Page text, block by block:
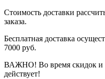
Стоимость доставки
заказа.
Бесплатная доставка
7000 руб.
ВАЖНО! Во время скидок и
действует!